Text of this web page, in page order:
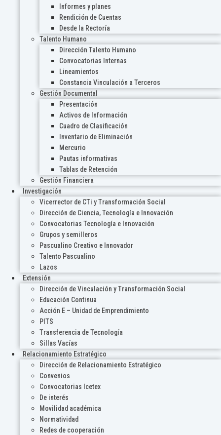
Informes y planes
Rendición de Cuentas
Desde la Rectoría
Talento Humano
Dirección Talento Humano
Convocatorias Internas
Lineamientos
Constancia Vinculación a Terceros
Gestión Documental
Presentación
Activos de Información
Cuadro de Clasificación
Inventario de Eliminación
Mercurio
Pautas informativas
Tablas de Retención
Gestión Financiera
Investigación
Vicerrector de CTi y Transformación Social
Dirección de Ciencia, Tecnología e Innovación
Convocatorias Tecnología e Innovación
Grupos y semilleros
Pascualino Creativo e Innovador
Talento Pascualino
Lazos
Extensión
Dirección de Vinculación y Transformación Social
Educación Continua
Acción E – Unidad de Emprendimiento
PITS
Transferencia de Tecnología
Sillas Vacías
Relacionamiento Estratégico
Dirección de Relacionamiento Estratégico
Convenios
Convocatorias Icetex
De interés
Movilidad académica
Normatividad
Redes de cooperación